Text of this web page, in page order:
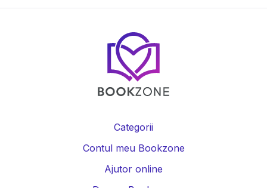
Categorii
Contul meu Bookzone
Ajutor online